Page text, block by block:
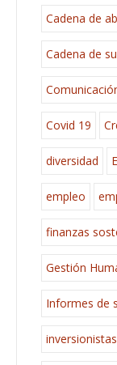
Cadena de
Cadena de
Covid 19
diversidad
empleo
finanzas
Gestión
Informes de
inversionistas